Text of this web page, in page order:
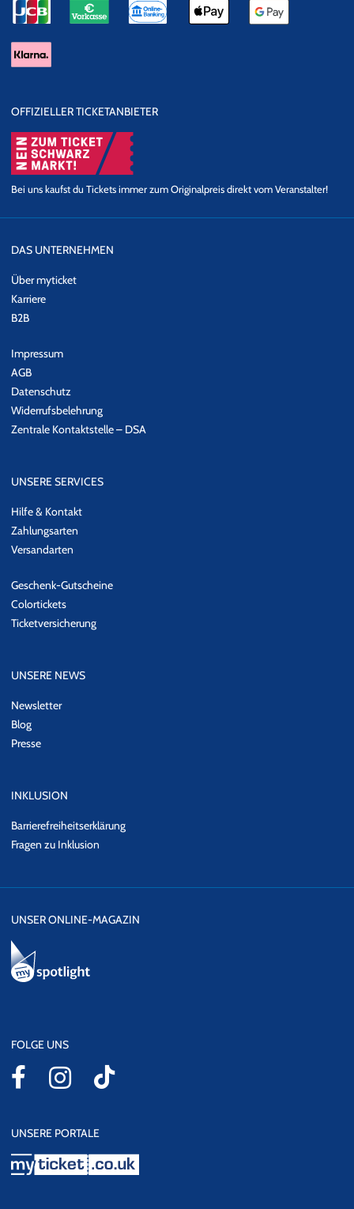
OFFIZIELLER TICKETANBIETER
Bei uns kaufst du Tickets immer zum Originalpreis direkt vom Veranstalter!
DAS UNTERNEHMEN
Über myticket
Karriere
B2B
Impressum
AGB
Datenschutz
Widerrufsbelehrung
Zentrale Kontaktstelle – DSA
UNSERE SERVICES
Hilfe & Kontakt
Zahlungsarten
Versandarten
Geschenk-Gutscheine
Colortickets
Ticketversicherung
UNSERE NEWS
Newsletter
Blog
Presse
INKLUSION
Barrierefreiheitserklärung
Fragen zu Inklusion
UNSER ONLINE-MAGAZIN
FOLGE UNS
UNSERE PORTALE